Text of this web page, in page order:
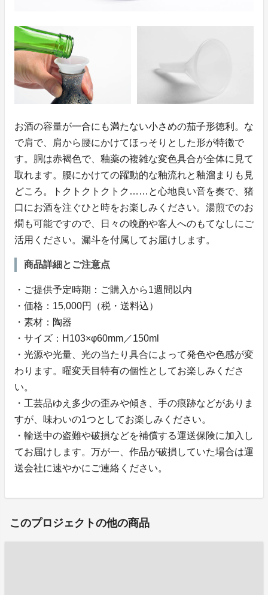
お酒の容量が一合にも満たない小さめの茄子形徳利。な
で肩で、肩から腰にかけてほっそりとした形が特徴で
す。胴は赤褐色で、釉薬の複雑な変色具合が全体に見て
取れます。腰にかけての躍動的な釉流れと釉溜まりも見
どころ。トクトクトクトク……と心地良い音を奏で、猪
口にお酒を注ぐひと時をお楽しみください。湯煎でのお
燗も可能ですので、日々の晩酌や客人へのもてなしにご
活用ください。漏斗を付属してお届けします。
商品詳細とご注意点
・ご提供予定時期：ご購入から1週間以内
・価格：15,000円（税・送料込）
・素材：陶器
・サイズ：H103×φ60mm／150ml
・光源や光量、光の当たり具合によって発色や色感が変
わります。曜変天目特有の個性としてお楽しみくださ
い。
・工芸品ゆえ多少の歪みや傾き、手の痕跡などがありま
すが、味わいの1つとしてお楽しみください。
・輸送中の盗難や破損などを補償する運送保険に加入し
てお届けします。万が一、作品が破損していた場合は運
送会社に速やかにご連絡ください。
このプロジェクトの他の商品